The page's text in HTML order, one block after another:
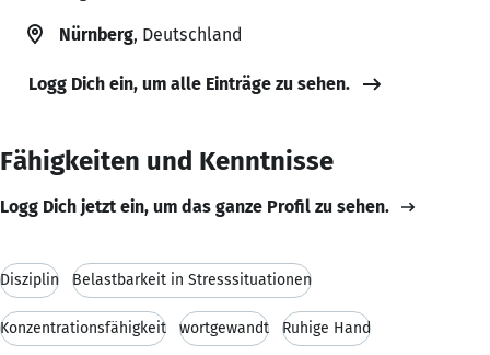
Nürnberg, Deutschland
Logg Dich ein, um alle Einträge zu sehen.
Fähigkeiten und Kenntnisse
Logg Dich jetzt ein, um das ganze Profil zu sehen.
Disziplin Belastbarkeit in Stresssituationen
Konzentrationsfähigkeit wortgewandt Ruhige Hand